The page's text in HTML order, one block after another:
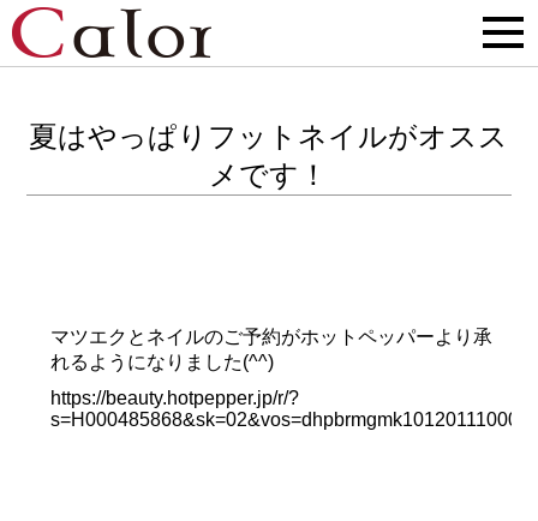
夏はやっぱりフットネイルがオスス
メです！
マツエクとネイルのご予約がホットペッパーより承
れるようになりました(^^)
https://beauty.hotpepper.jp/r/?
s=H000485868&sk=02&vos=dhpbrmgmk10120111000